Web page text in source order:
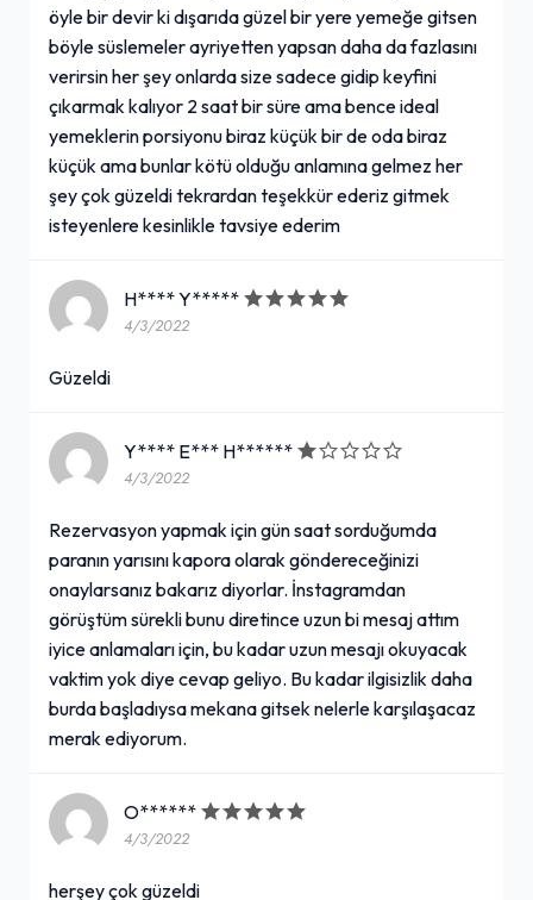
öyle bir devir ki dışarıda güzel bir yere yemeğe gitsen
böyle süslemeler ayriyetten yapsan daha da fazlasını
verirsin her şey onlarda size sadece gidip keyfini
çıkarmak kalıyor 2 saat bir süre ama bence ideal
yemeklerin porsiyonu biraz küçük bir de oda biraz
küçük ama bunlar kötü olduğu anlamına gelmez her
şey çok güzeldi tekrardan teşekkür ederiz gitmek
isteyenlere kesinlikle tavsiye ederim
H**** Y*****
4/3/2022
Güzeldi
Y**** E*** H******
4/3/2022
Rezervasyon yapmak için gün saat sorduğumda
paranın yarısını kapora olarak göndereceğinizi
onaylarsanız bakarız diyorlar. İnstagramdan
görüştüm sürekli bunu diretince uzun bi mesaj attım
iyice anlamaları için, bu kadar uzun mesajı okuyacak
vaktim yok diye cevap geliyo. Bu kadar ilgisizlik daha
burda başladıysa mekana gitsek nelerle karşılaşacaz
merak ediyorum.
O******
4/3/2022
herşey çok güzeldi